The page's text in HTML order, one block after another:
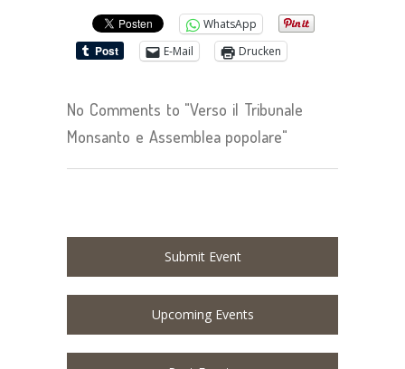
WhatsApp
E-Mail
Drucken
No Comments to "Verso il Tribunale
Monsanto e Assemblea popolare"
Submit Event
Upcoming Events